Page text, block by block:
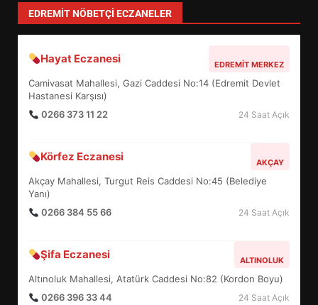
EDREMIT NÖBETÇI ECZANELER
Hayat Eczanesi EDREMIT MERKEZ
Camivasat Mahallesi, Gazi Caddesi No:14 (Edremit Devlet
Hastanesi Karşısı)
0266 373 11 22
24 Saat Açık
Körfez Eczanesi AKÇAY
Akçay Mahallesi, Turgut Reis Caddesi No:45 (Belediye
Yanı)
0266 384 55 66
24 Saat Açık
Şifa Eczanesi ALTINOLUK
Altınoluk Mahallesi, Atatürk Caddesi No:82 (Kordon Boyu)
0266 396 33 44
24 Saat Açık
4
5
ALTIEYLÜL ASFALT ATAĞINI
BÜYÜTTÜ: GÖZLER YENİ
HAMLEDE
6
KONAKPINAR’DA GENÇLER NE
SORDU, BAŞKAN NE ANLATTI?
7
NEYİ DEĞİŞTİRECEK?